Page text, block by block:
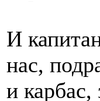
И
нас,
и карбас,